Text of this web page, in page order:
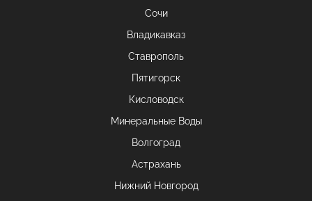
Сочи
Владикавказ
Ставрополь
Пятигорск
Кисловодск
Минеральные Воды
Волгоград
Астрахань
Нижний Новгород